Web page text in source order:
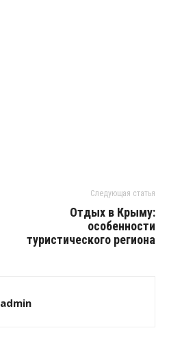
Следующая статья
Отдых в Крыму:
особенности
туристического региона
admin